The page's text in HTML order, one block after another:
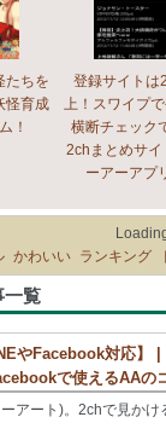
たちを
怪育成
！
登録サイトは
上！スワイプ
横断チェック
2chまとめサイ
ーアーアプ
かわいい ランキング
一覧
やFacebook対応】
で使えるAAの
アート)。2chで見か